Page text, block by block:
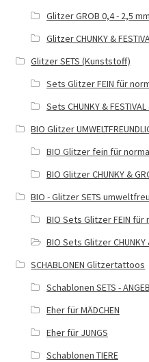
Glitzer GROB 0,4 - 2,5 mm
Glitzer CHUNKY &
Glitzer SETS (Kunststoff)
Sets Glitzer FEIN für
Sets CHUNKY & FESTIVAL
BIO Glitzer
BIO Glitzer fein für
BIO Glitzer CHUNKY &
BIO - Glitzer SETS
BIO Sets Glitzer FEIN für
BIO Sets Glitzer CHUNKY
SCHABLONEN Glitzertattoos
Schablonen SETS -
Eher für MÄDCHEN
Eher für JUNGS
Schablonen TIERE